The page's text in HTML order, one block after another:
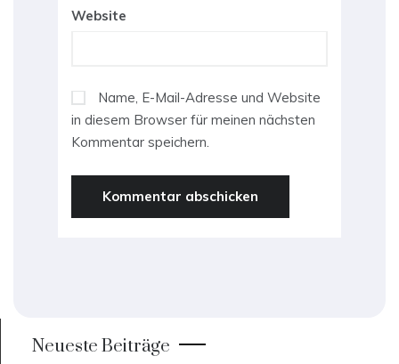
Website
Name, E-Mail-Adresse und Website
in diesem Browser für meinen nächsten
Kommentar speichern.
Neueste Beiträge